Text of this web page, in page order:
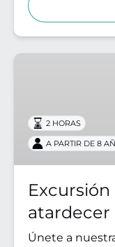
atardecer
2 HORAS
A PARTIR DE 8
Excursión
atardecer
Únete a